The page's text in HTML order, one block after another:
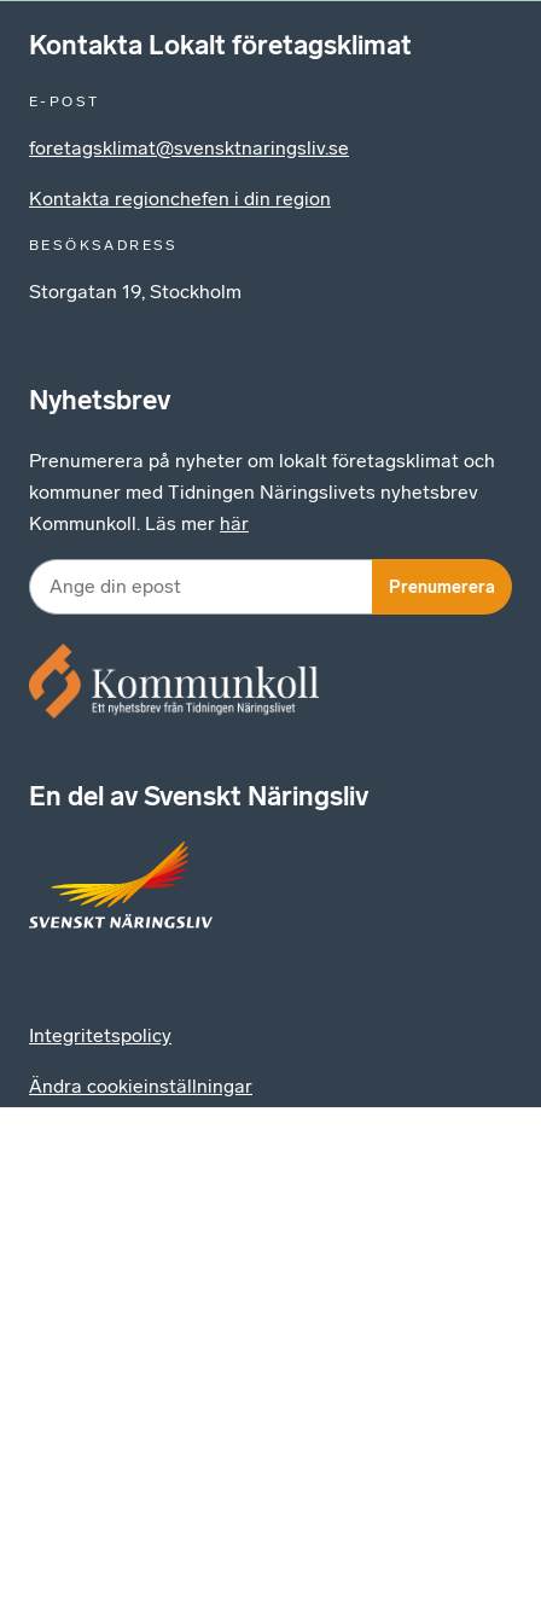
Kontakta Lokalt företagsklimat
E-POST
foretagsklimat@svensktnaringsliv.se
Kontakta regionchefen i din region
BESÖKSADRESS
Storgatan 19, Stockholm
Nyhetsbrev
Prenumerera på nyheter om lokalt företagsklimat och
kommuner med Tidningen Näringslivets nyhetsbrev
Kommunkoll. Läs mer här
Prenumerera
En del av Svenskt Näringsliv
Integritetspolicy
Ändra cookieinställningar